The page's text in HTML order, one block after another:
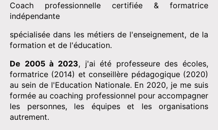
Coach professionnelle certifiée & formatrice
indépendante
spécialisée dans les métiers de l'enseignement, de la
formation et de l'éducation.
De 2005 à 2023, j'ai été professeure des écoles,
formatrice (2014) et conseillère pédagogique (2020)
au sein de l'Education Nationale. En 2020, je me suis
formée au coaching professionnel pour accompagner
les personnes, les équipes et les organisations
autrement.